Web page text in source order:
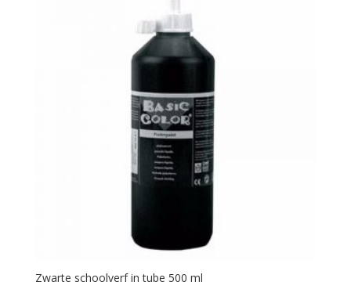
Zwarte schoolverf in tube 500 ml